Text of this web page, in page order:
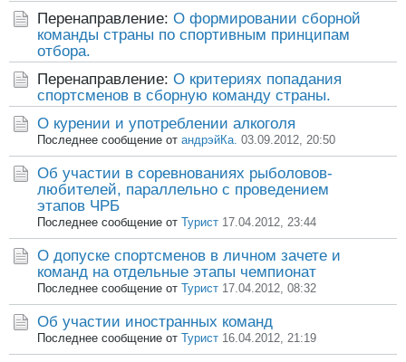
Перенаправление: О формировании сборной
команды страны по спортивным принципам
отбора.
Перенаправление: О критериях попадания
спортсменов в сборную команду страны.
О курении и употреблении алкоголя
Последнее сообщение от андрэйКа. 03.09.2012, 20:50
Об участии в соревнованиях рыболовов-
любителей, параллельно с проведением
этапов ЧРБ
Последнее сообщение от Турист 17.04.2012, 23:44
О допуске спортсменов в личном зачете и
команд на отдельные этапы чемпионат
Последнее сообщение от Турист 17.04.2012, 08:32
Об участии иностранных команд
Последнее сообщение от Турист 16.04.2012, 21:19